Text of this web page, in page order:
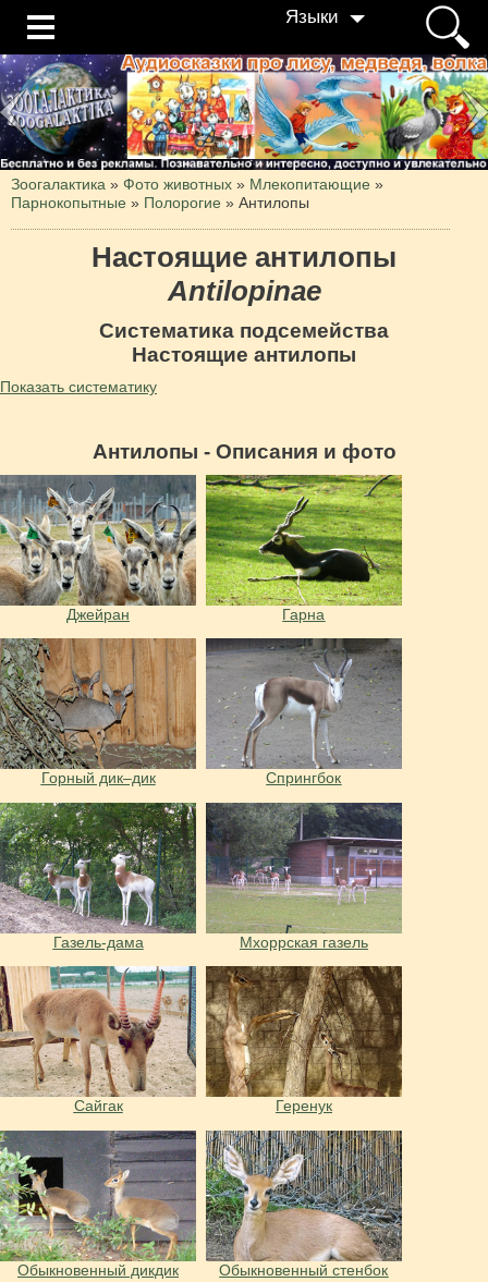
Языки
Зоогалактика » Фото животных » Млекопитающие »
Парнокопытные » Полорогие » Антилопы
Настоящие антилопы
Antilopinae
Систематика подсемейства
Настоящие антилопы
Показать систематику
Антилопы - Описания и фото
Джейран Гарна
Горный дик–дик Спрингбок
Газель-дама Мхоррская газель
Сайгак Геренук
Обыкновенный дикдик Обыкновенный стенбок